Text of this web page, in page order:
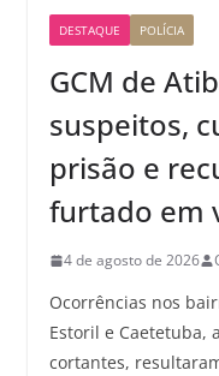
DESTAQUE POLÍCIA
GCM de
suspeitos,
prisão e
furtado em
4 de agosto de 2026
Ocorrências nos
Estoril e Caetetuba,
cortantes,